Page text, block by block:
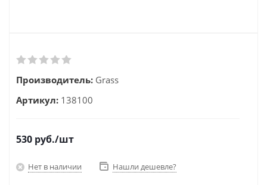
Производитель: Grass
Артикул: 138100
530 руб./шт
Нет в наличии Нашли дешевле?